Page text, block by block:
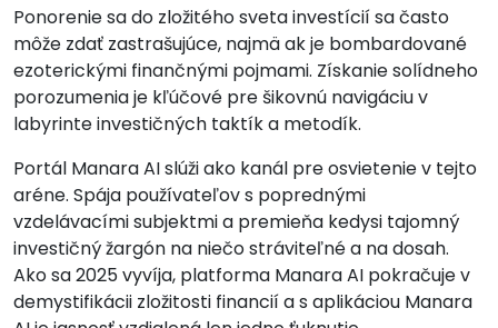
Ponorenie sa do zložitého sveta investícií sa často
môže zdať zastrašujúce, najmä ak je bombardované
ezoterickými finančnými pojmami. Získanie solídneho
porozumenia je kľúčové pre šikovnú navigáciu v
labyrinte investičných taktík a metodík.
Portál Manara AI slúži ako kanál pre osvietenie v tejto
aréne. Spája používateľov s poprednými
vzdelávacími subjektmi a premieňa kedysi tajomný
investičný žargón na niečo stráviteľné a na dosah.
Ako sa 2025 vyvíja, platforma Manara AI pokračuje v
demystifikácii zložitosti financií a s aplikáciou Manara